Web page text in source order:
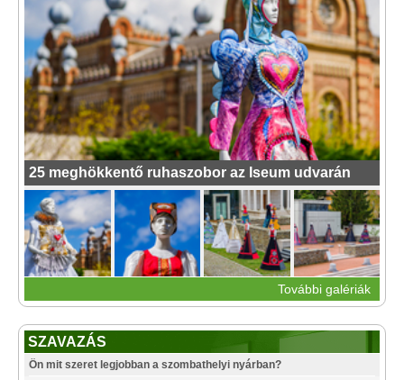
25 meghökkentő ruhaszobor az Iseum udvarán
További galériák
SZAVAZÁS
Ön mit szeret legjobban a szombathelyi nyárban?